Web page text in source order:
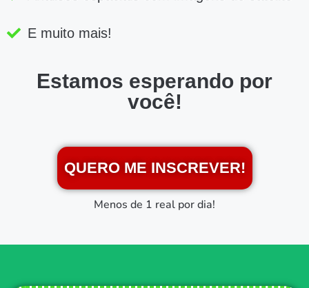
E muito mais!
Estamos esperando por
você!
QUERO ME INSCREVER!
Menos de 1 real por dia!